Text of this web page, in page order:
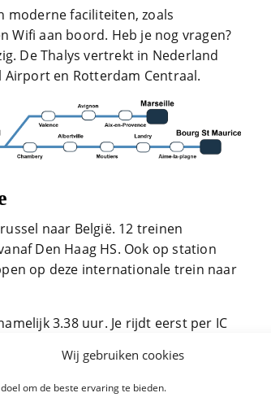
Wij gebruiken cookies
om de beste ervaring te bieden.
moderne faciliteiten, zoals
aan boord. Heb je nog vragen?
De Thalys vertrekt in Nederland
en Rotterdam Centraal.
naar België. 12 treinen
Den Haag HS. Ook op station
op deze internationale trein naar
3.38 uur. Je rijdt eerst per IC
op de trein naar Gent Sint
trein naar Brugge. Het